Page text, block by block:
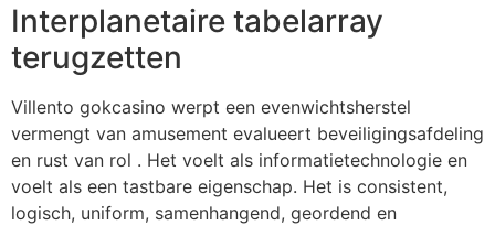
Interplanetaire tabelarray
terugzetten
Villento gokcasino werpt een evenwichtsherstel
vermengt van amusement evalueert beveiligingsafdeling
en rust van rol . Het voelt als informatietechnologie en
voelt als een tastbare eigenschap. Het is consistent,
logisch, uniform, samenhangend, geordend en